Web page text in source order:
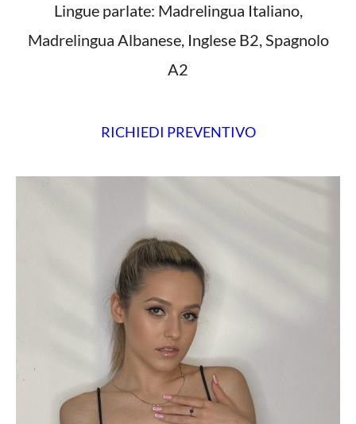
Lingue parlate: Madrelingua Italiano,
Madrelingua Albanese, Inglese B2, Spagnolo
A2
RICHIEDI PREVENTIVO